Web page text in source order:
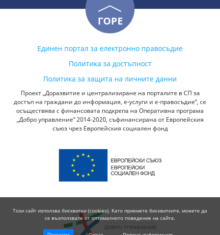
ГОРЕ
Единен портал за електронно правосъдие
Политика за достъпност
Политика за защита на личните данни
Проект „Доразвитие и централизиране на порталите в СП за
достъп на граждани до информация, е-услуги и е-правосъдие“, се
осъществява с финансовата подкрепа на Оперативна програма
„Добро управление“ 2014-2020, съфинансирана от Европейския
съюз чрез Европейския социален фонд
Този сайт използва бисквитки (cookies). Като приемете бисквитките, можете да
се възползвате от оптималното поведение на сайта.